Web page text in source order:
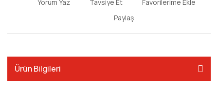
Yorum Yaz
Tavsiye Et
Paylaş
Ürün Bilgileri